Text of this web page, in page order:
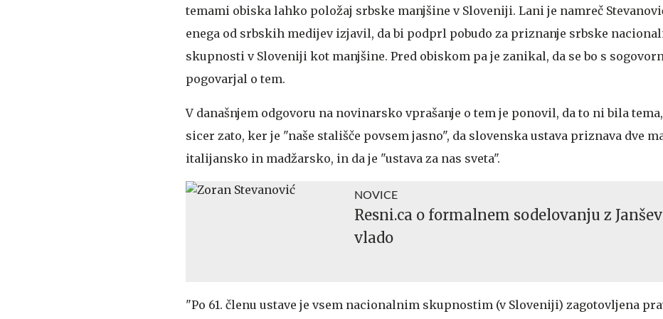
temami obiska lahko položaj srbske manjšine v Sloveniji. Lani je namreč
enega od srbskih medijev izjavil, da bi podprl pobudo za priznanje srbske
skupnosti v Sloveniji kot manjšine. Pred obiskom pa je zanikal, da se bo s
pogovarjal o tem.
V današnjem odgovoru na novinarsko vprašanje o tem je ponovil, da to ni bila
sicer zato, ker je "naše stališče povsem jasno", da slovenska ustava priznava dve
italijansko in madžarsko, in da je "ustava za nas sveta".
NOVICE
Resni.ca o formalnem sodelovanju z
vlado
"Po 61. členu ustave je vsem nacionalnim skupnostim (v Sloveniji) zagotovljena